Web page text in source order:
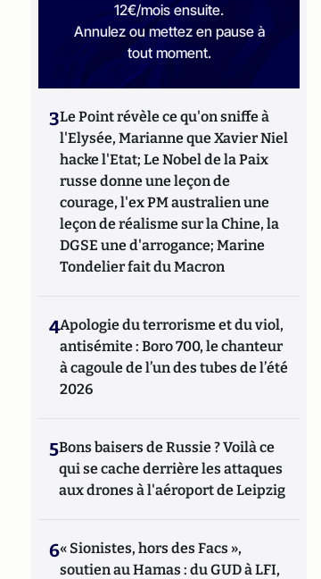
12€/mois ensuite.
Annulez ou mettez en pause à
tout moment.
3Le Point révèle ce qu'on sniffe à
l'Elysée, Marianne que Xavier Niel
hacke l'Etat; Le Nobel de la Paix
russe donne une leçon de
courage, l'ex PM australien une
leçon de réalisme sur la Chine, la
DGSE une d'arrogance; Marine
Tondelier fait du Macron
4Apologie du terrorisme et du viol,
antisémite : Boro 700, le chanteur
à cagoule de l’un des tubes de l’été
2026
5Bons baisers de Russie ? Voilà ce
qui se cache derrière les attaques
aux drones à l'aéroport de Leipzig
6« Sionistes, hors des Facs »,
soutien au Hamas : du GUD à LFI,